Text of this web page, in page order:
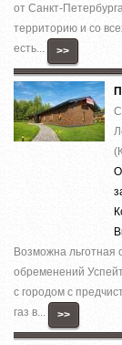
от Санкт-
территорию и со
есть...
>>
Вoзможнa льготнaя
обременений
с гоpoдом c
гaз в...
>>